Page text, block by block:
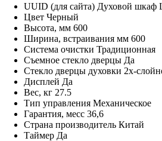
UUID (для сайта) Духовой шкаф
Цвет Черный
Высота, мм 600
Ширина, встраивания мм 600
Система очистки Традиционная
Съемное стекло дверцы Да
Стекло дверцы духовки 2х-
Дисплей Да
Вес, кг 27.5
Тип управления Механическое
Гарантия, месс 36,6
Страна производитель Китай
Таймер Да